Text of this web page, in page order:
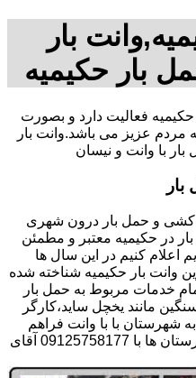
بار
بار حکیمیه
حکیمیه فعالیت دارد و بصورت
مردم عزیز می باشد.وانت بار
با وانت و نیسان
کشی و حمل بار درون شهری
در حکیمیه معتبر و مطمئن
اعلام کنیم در این سال ها
وانت بار حکیمیه شناخته شده
خدمات مربوط به حمل بار
مانند یخچل ساید،کارگر
شهرستان با با وانت فراهم
شده است برای بار از تهران به شهرستان ها با 09125758177 آقای